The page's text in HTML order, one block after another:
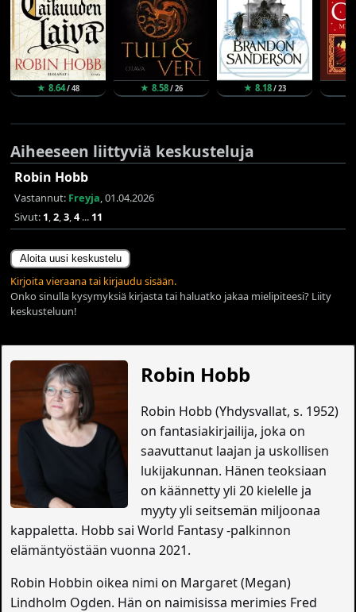
★ 8.64/ 48 ★ 8.58/ 26 ★ 8.18/ 23
Aiheeseen liittyviä keskusteluja
Robin Hobb
Vastannut: Freyja, 01.04.2026
Sivut: 1,2,3,4... 11
Aloita uusi keskustelu
Kirjoita vieraana tai kirjaudu sisään.
Onko sinulla kysymyksiä kirjasta tai haluatko jakaa mielipiteesi? Liity
keskusteluun!
Robin Hobb
Robin Hobb (Yhdysvallat, s. 1952)
on fantasiakirjailija, joka on
saavuttanut laajan ja uskollisen
lukijakunnan. Hänen teoksiaan
on käännetty yli 20 kielelle ja
myyty yli seitsemän miljoonaa
kappaletta. Hobb sai World Fantasy -palkinnon
elämäntyöstään vuonna 2021.
Robin Hobbin oikea nimi on Margaret (Megan)
Lindholm Ogden. Hän on naimisissa merimies Fred